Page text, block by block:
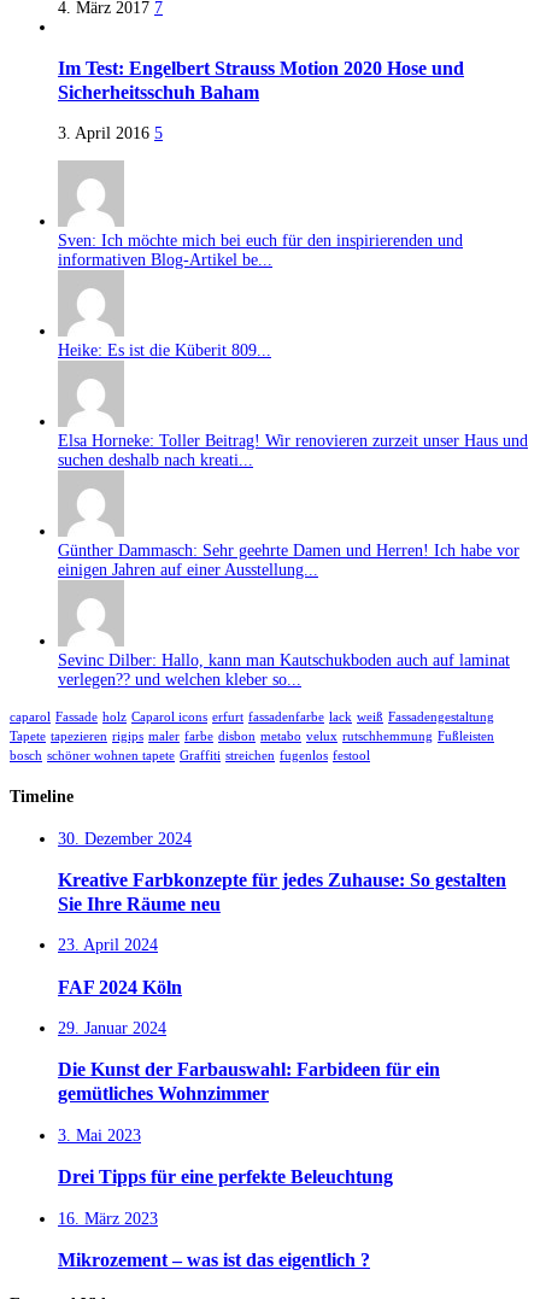
4. März 2017 7
Im Test: Engelbert Strauss Motion 2020 Hose und
Sicherheitsschuh Baham
3. April 2016 5
Sven: Ich möchte mich bei euch für den inspirierenden und
informativen Blog-Artikel be...
Heike: Es ist die Küberit 809...
Elsa Horneke: Toller Beitrag! Wir renovieren zurzeit unser Haus und
suchen deshalb nach kreati...
Günther Dammasch: Sehr geehrte Damen und Herren! Ich habe vor
einigen Jahren auf einer Ausstellung...
Sevinc Dilber: Hallo, kann man Kautschukboden auch auf laminat
verlegen?? und welchen kleber so...
caparol Fassade holz Caparol icons erfurt fassadenfarbe lack weiß Fassadengestaltung
Tapete tapezieren rigips maler farbe disbon metabo velux rutschhemmung Fußleisten
bosch schöner wohnen tapete Graffiti streichen fugenlos festool
Timeline
30. Dezember 2024
Kreative Farbkonzepte für jedes Zuhause: So gestalten
Sie Ihre Räume neu
23. April 2024
FAF 2024 Köln
29. Januar 2024
Die Kunst der Farbauswahl: Farbideen für ein
gemütliches Wohnzimmer
3. Mai 2023
Drei Tipps für eine perfekte Beleuchtung
16. März 2023
Mikrozement – was ist das eigentlich ?